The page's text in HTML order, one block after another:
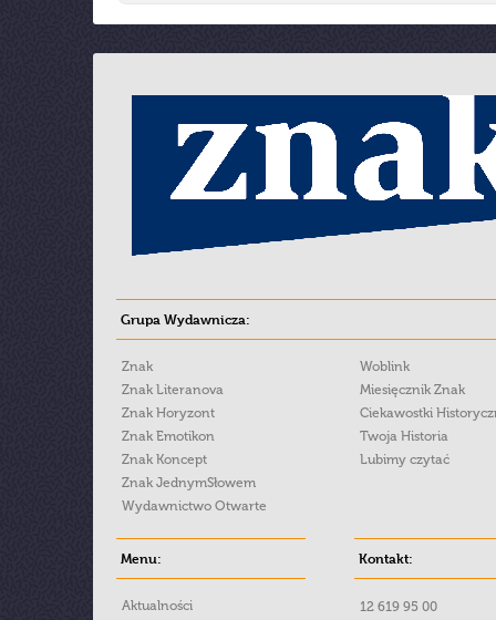
Grupa Wydawnicza:
Znak
Znak Literanova
Znak Horyzont
Znak Emotikon
Znak Koncept
Znak JednymSłowem
Wydawnictwo Otwarte
Woblink
Miesięcznik Znak
Ciekawostki
Twoja Historia
Lubimy czytać
Menu:
Aktualności
Kontakt:
12 619 95 00